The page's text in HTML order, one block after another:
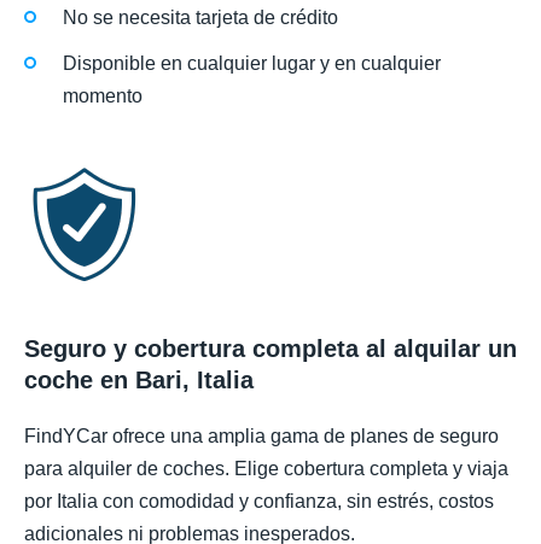
No se necesita tarjeta de crédito
Disponible en cualquier lugar y en cualquier
momento
Seguro y cobertura completa al alquilar un
coche en Bari, Italia
FindYCar ofrece una amplia gama de planes de seguro
para alquiler de coches. Elige cobertura completa y viaja
por Italia con comodidad y confianza, sin estrés, costos
adicionales ni problemas inesperados.